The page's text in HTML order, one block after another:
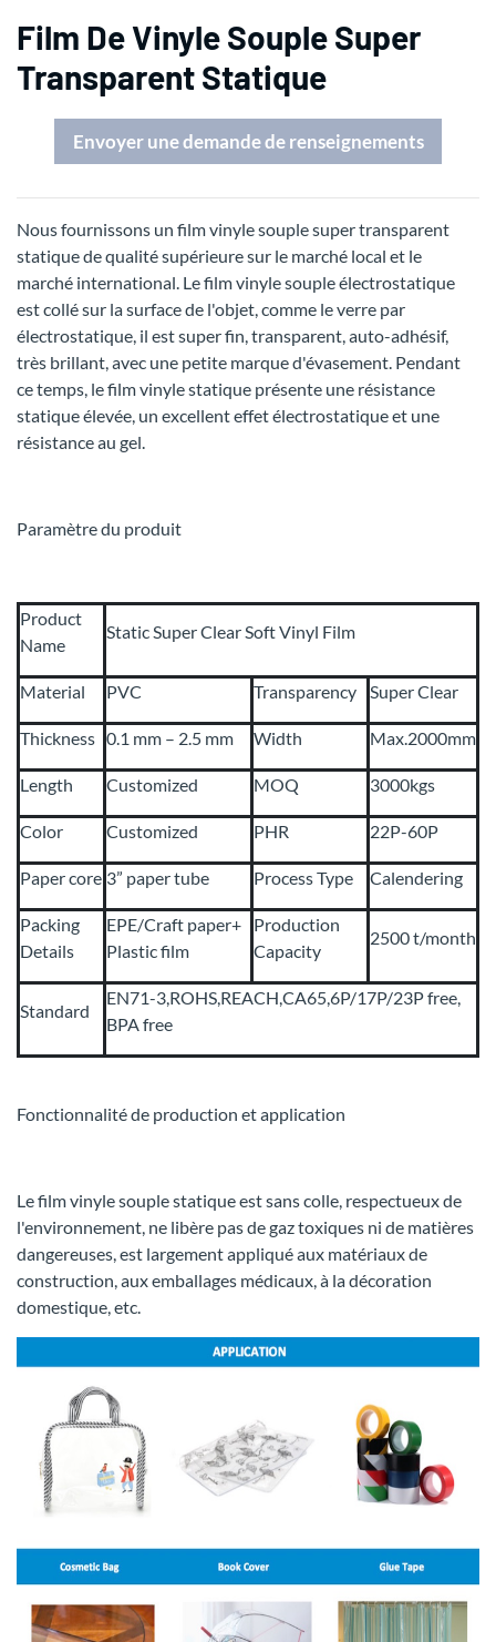
Film De Vinyle Souple Super
Transparent Statique
Envoyer une demande de renseignements
Nous fournissons un film vinyle souple super transparent
statique de qualité supérieure sur le marché local et le
marché international. Le film vinyle souple électrostatique
est collé sur la surface de l'objet, comme le verre par
électrostatique, il est super fin, transparent, auto-adhésif,
très brillant, avec une petite marque d'évasement. Pendant
ce temps, le film vinyle statique présente une résistance
statique élevée, un excellent effet électrostatique et une
résistance au gel.
Paramètre du produit
Product
Name
Static Super Clear Soft Vinyl Film
Material PVC Transparency Super Clear
Thickness 0.1 mm – 2.5 mm Width Max.2000mm
Length Customized MOQ 3000kgs
Color Customized PHR 22P-60P
Paper core 3” paper tube Process Type Calendering
Packing
Details
EPE/Craft paper+
Plastic film
Production
Capacity
2500 t/month
Standard
EN71-3,ROHS,REACH,CA65,6P/17P/23P free,
BPA free
Fonctionnalité de production et application
Le film vinyle souple statique est sans colle, respectueux de
l'environnement, ne libère pas de gaz toxiques ni de matières
dangereuses, est largement appliqué aux matériaux de
construction, aux emballages médicaux, à la décoration
domestique, etc.